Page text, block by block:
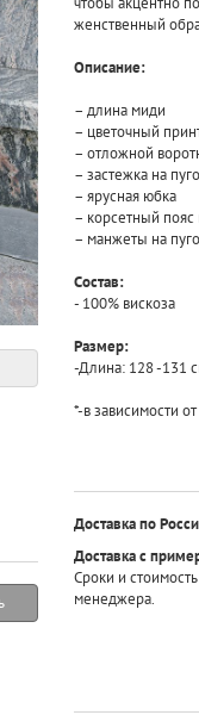
женственный
Описание:
– длина миди
– цветочный
– отложной
– застежка на
– ярусная юбка
– корсетный пояс
– манжеты на
Состав:
- 100% вискоза
Размер:
-Длина: 128 -131
*-в зависимости
Доставка по
Доставка с
Сроки и
менеджера.